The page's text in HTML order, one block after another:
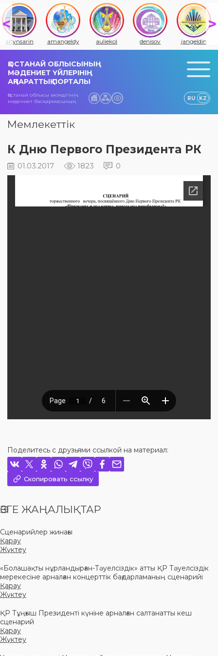
altynsarin amangeldy auliekol denisov jangeldin
ҚОСТАНАЙ ОБЛЫСЫНЫҢ
МӘДЕНИЕТ ҮЙЛЕРІНІҢ
АҚПАРАТТЫҚ ПОРТАЛЫ
Қостанай облысы әкімдігінің
мәдениет басқармасының
RU KZ
Мемлекеттік
К Дню Первого Президента РК
01.03.2017 1823 0
Поделитесь с друзьями ссылкой на материал:
Скопировать ссылку
ӨЗГЕ ЖАҢАЛЫҚТАР
Сценарийлер жинағы
Қарау
Жүктеу
«Болашақты нұрландырған-Тәуелсіздік» атты ҚР Тәуелсіздік
мерекесіне арналған концерттік бағдарламаның сценарийі
Қарау
Жүктеу
ҚР Тұңғыш Президенті күніне арналған салтанатты кеш
сценарий
Қарау
Жүктеу